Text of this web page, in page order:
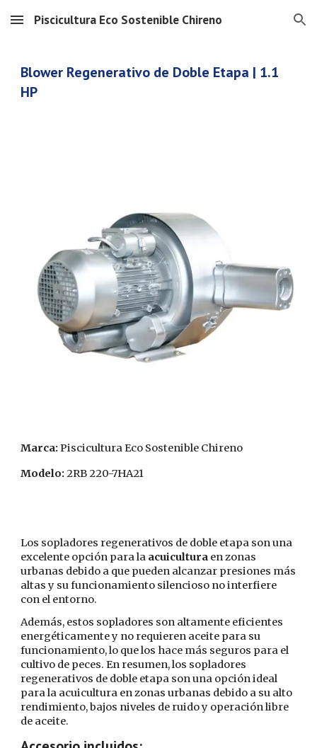
Skip to main content Skip to navigation
Piscicultura Eco Sostenible Chireno
Blower Regenerativo de Doble Etapa | 1.1
HP
Marca:Piscicultura Eco Sostenible Chireno
Modelo:2RB 220-7HA21
Los sopladores regenerativos de doble etapa son una
excelente opción para la acuicultura en zonas
urbanas debido a que pueden alcanzar presiones más
altas y su funcionamiento silencioso no interfiere
con el entorno.
Además, estos sopladores son altamente eficientes
energéticamente y no requieren aceite para su
funcionamiento, lo que los hace más seguros para el
cultivo de peces. En resumen, los sopladores
regenerativos de doble etapa son una opción ideal
para la acuicultura en zonas urbanas debido a su alto
rendimiento, bajos niveles de ruido y operación libre
de aceite.